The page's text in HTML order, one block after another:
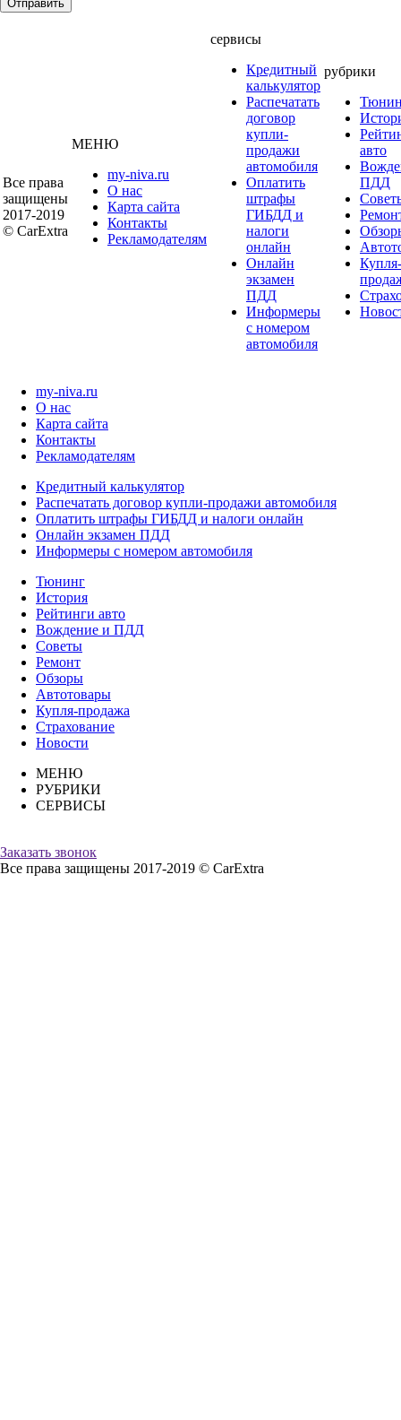
Все права
защищены
2017-2019
© CarExtra
МЕНЮ
my-niva.ru
О нас
Карта сайта
Контакты
Рекламодателям
сервисы
Кредитный
калькулятор
Распечатать
договор
купли-
продажи
автомобиля
Оплатить
штрафы
ГИБДД и
налоги
онлайн
Онлайн
экзамен
ПДД
Информеры
с номером
автомобиля
рубрики
авто
ПДД
Купля-
my-niva.ru
О нас
Карта сайта
Контакты
Рекламодателям
Кредитный калькулятор
Распечатать договор купли-продажи автомобиля
Оплатить штрафы ГИБДД и налоги онлайн
Онлайн экзамен ПДД
Информеры с номером автомобиля
Тюнинг
История
Рейтинги авто
Вождение и ПДД
Советы
Ремонт
Обзоры
Автотовары
Купля-продажа
Страхование
Новости
МЕНЮ
РУБРИКИ
СЕРВИСЫ
Заказать звонок
Все права защищены 2017-2019 © CarExtra